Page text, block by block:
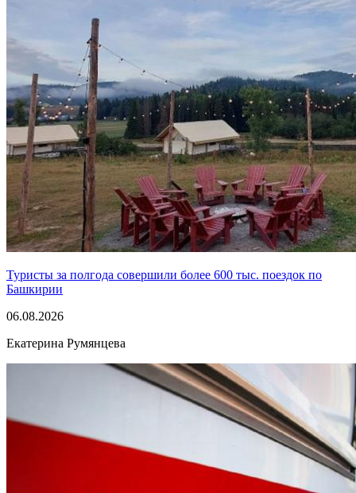
Туристы за полгода совершили более 600 тыс. поездок по
Башкирии
06.08.2026
Екатерина Румянцева